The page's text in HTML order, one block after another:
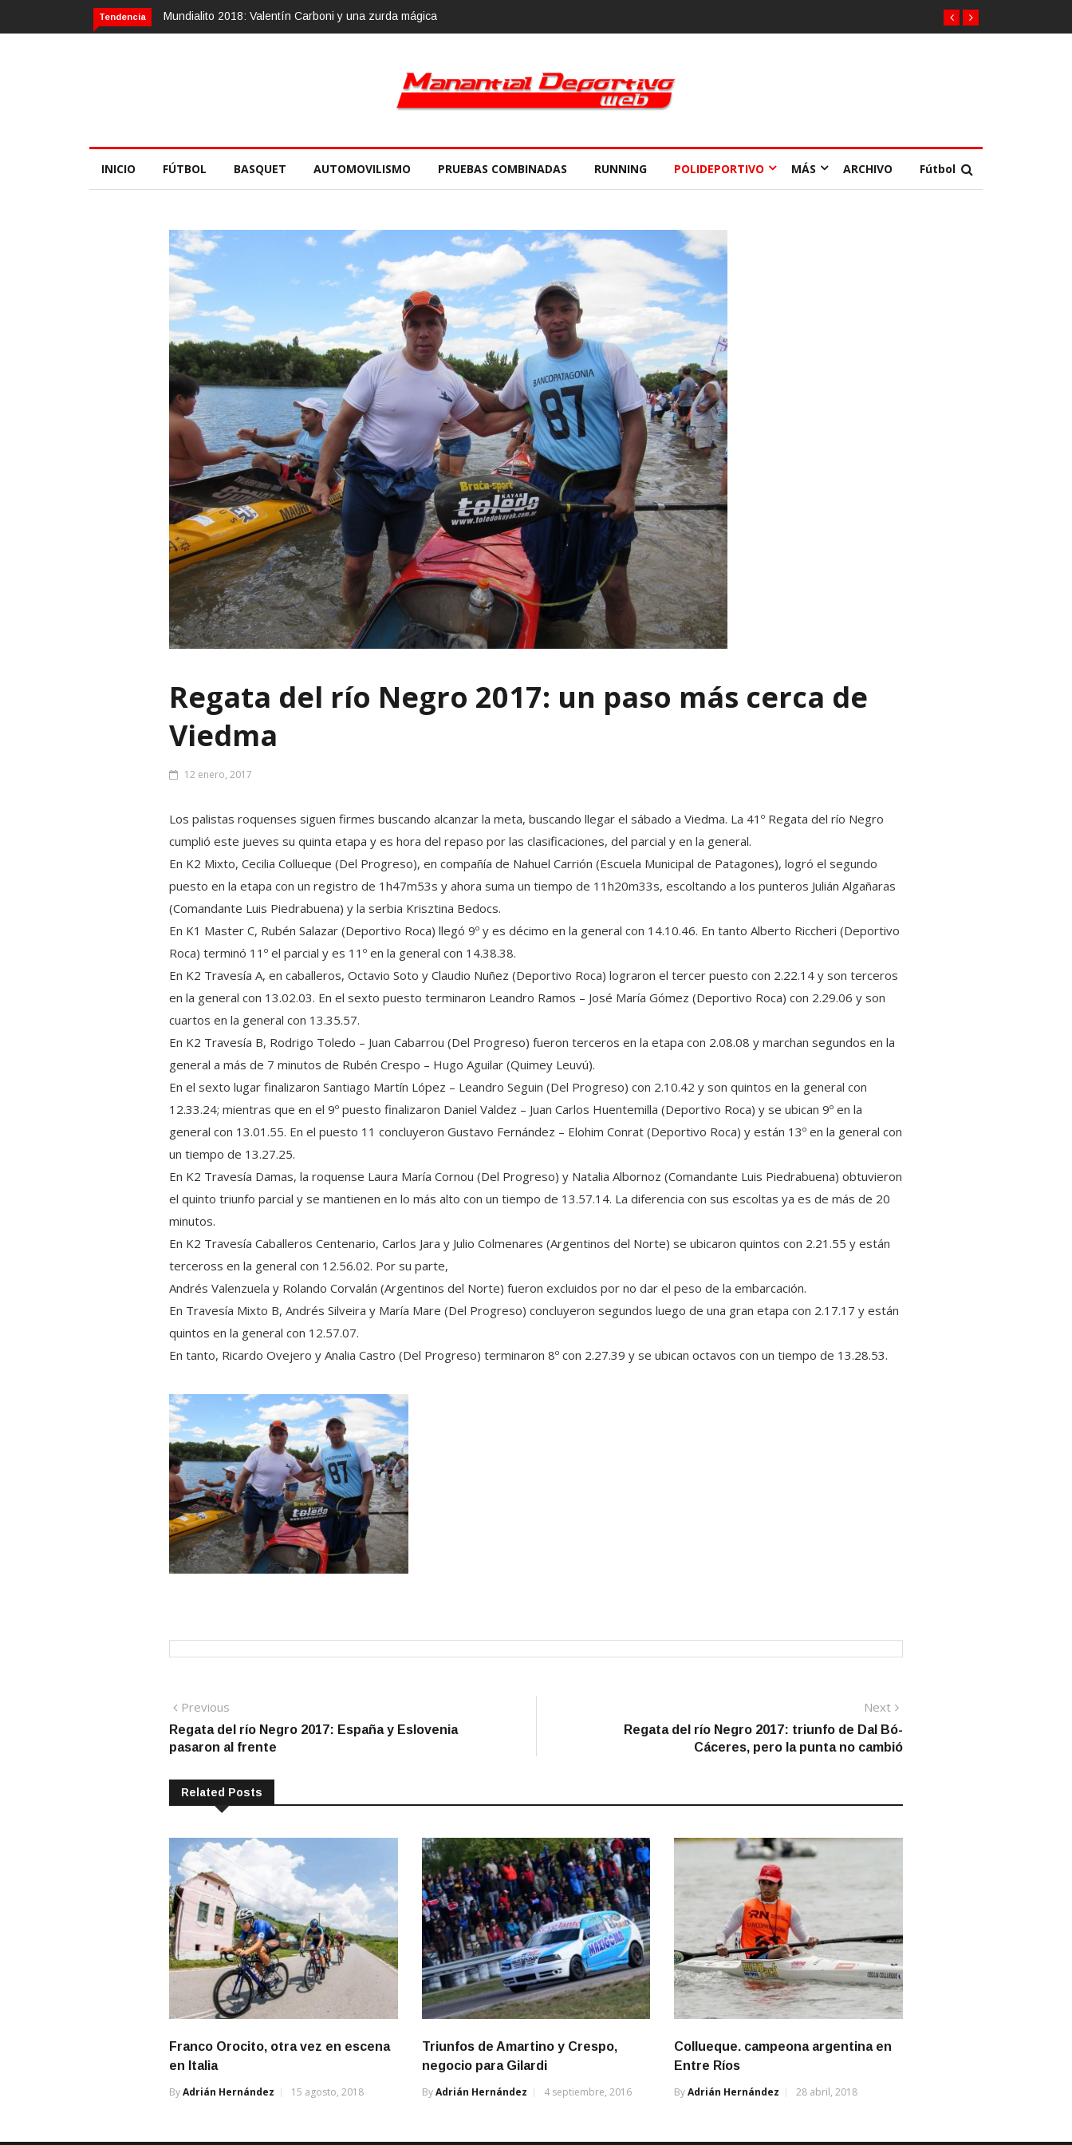
Tendencia
Carboni y una zurda mágicaCalvario Race 2018, 10 de noviembre
INICIO FÚTBOL BASQUET AUTOMOVILISMO PRUEBAS COMBINADAS RUNNING POLIDEPORTIVO MÁS ARCHIVO Fútbol
Regata del río Negro 2017: un paso más cerca de
Viedma
12 enero, 2017
Los palistas roquenses siguen firmes buscando alcanzar la meta, buscando llegar el sábado a Viedma. La 41º Regata del río Negro
cumplió este jueves su quinta etapa y es hora del repaso por las clasificaciones, del parcial y en la general.
En K2 Mixto, Cecilia Collueque (Del Progreso), en compañía de Nahuel Carrión (Escuela Municipal de Patagones), logró el segundo
puesto en la etapa con un registro de 1h47m53s y ahora suma un tiempo de 11h20m33s, escoltando a los punteros Julián Algañaras
(Comandante Luis Piedrabuena) y la serbia Krisztina Bedocs.
En K1 Master C, Rubén Salazar (Deportivo Roca) llegó 9º y es décimo en la general con 14.10.46. En tanto Alberto Riccheri (Deportivo
Roca) terminó 11º el parcial y es 11º en la general con 14.38.38.
En K2 Travesía A, en caballeros, Octavio Soto y Claudio Nuñez (Deportivo Roca) lograron el tercer puesto con 2.22.14 y son terceros
en la general con 13.02.03. En el sexto puesto terminaron Leandro Ramos – José María Gómez (Deportivo Roca) con 2.29.06 y son
cuartos en la general con 13.35.57.
En K2 Travesía B, Rodrigo Toledo – Juan Cabarrou (Del Progreso) fueron terceros en la etapa con 2.08.08 y marchan segundos en la
general a más de 7 minutos de Rubén Crespo – Hugo Aguilar (Quimey Leuvú).
En el sexto lugar finalizaron Santiago Martín López – Leandro Seguin (Del Progreso) con 2.10.42 y son quintos en la general con
12.33.24; mientras que en el 9º puesto finalizaron Daniel Valdez – Juan Carlos Huentemilla (Deportivo Roca) y se ubican 9º en la
general con 13.01.55. En el puesto 11 concluyeron Gustavo Fernández – Elohim Conrat (Deportivo Roca) y están 13º en la general con
un tiempo de 13.27.25.
En K2 Travesía Damas, la roquense Laura María Cornou (Del Progreso) y Natalia Albornoz (Comandante Luis Piedrabuena) obtuvieron
el quinto triunfo parcial y se mantienen en lo más alto con un tiempo de 13.57.14. La diferencia con sus escoltas ya es de más de 20
minutos.
En K2 Travesía Caballeros Centenario, Carlos Jara y Julio Colmenares (Argentinos del Norte) se ubicaron quintos con 2.21.55 y están
terceross en la general con 12.56.02. Por su parte,
Andrés Valenzuela y Rolando Corvalán (Argentinos del Norte) fueron excluidos por no dar el peso de la embarcación.
En Travesía Mixto B, Andrés Silveira y María Mare (Del Progreso) concluyeron segundos luego de una gran etapa con 2.17.17 y están
quintos en la general con 12.57.07.
En tanto, Ricardo Ovejero y Analia Castro (Del Progreso) terminaron 8º con 2.27.39 y se ubican octavos con un tiempo de 13.28.53.
Navegación
de
Previous
post:
Regata del río Negro 2017: España y Eslovenia
pasaron al frente
Next
Regata del río Negro 2017: triunfo de Dal Bó-
Cáceres, pero la punta no cambió
Related Posts
Franco Orocito, otra vez en escena
en Italia
ByAdrián Hernández 15 agosto, 2018
Triunfos de Amartino y Crespo,
negocio para Gilardi
ByAdrián Hernández 4 septiembre, 2016
Collueque. campeona argentina en
Entre Ríos
ByAdrián Hernández 28 abril, 2018